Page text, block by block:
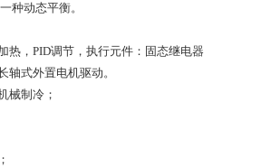
种动态平衡。
热，PID调节，执行元件：固态继电器
轴式外置电机驱动。
械制冷；